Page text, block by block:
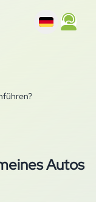
Autos